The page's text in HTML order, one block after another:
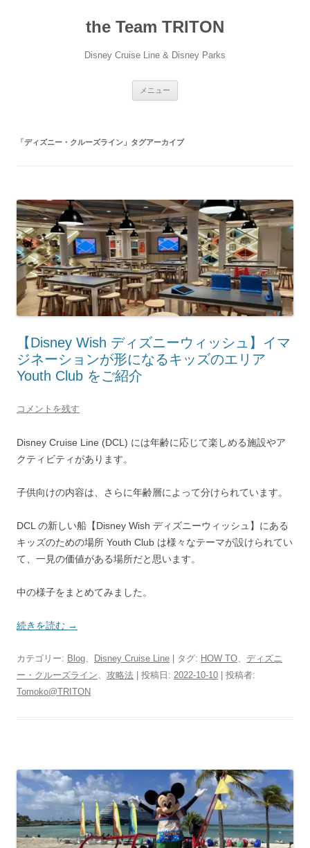
the Team TRITON
Disney Cruise Line & Disney Parks
メニュー
「ディズニー・クルーズライン 」タグアーカイブ
【Disney Wish ディズニーウィッシュ】イマ
ジネーションが形になるキッズのエリア
Youth Club をご紹介
コメントを残す
Disney Cruise Line (DCL) には年齢に応じて楽しめる施設やア
クティビティがあります。
子供向けの内容は、さらに年齢層によって分けられています。
DCL の新しい船【Disney Wish ディズニーウィッシュ】にある
キッズのための場所 Youth Club は様々なテーマが設けられてい
て、一見の価値がある場所だと思います。
中の様子をまとめてみました。
続きを読む →
カテゴリー: Blog Disney Cruise Line | タグ: HOW TO
ディズニ
ー・クルーズライン
攻略法 | 投稿日: 2022-10-10
投稿者:
Tomoko@TRITON